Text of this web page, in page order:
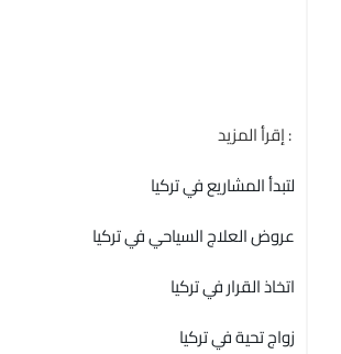
إقرأ المزيد :
لتبدأ المشاريع في تركيا
عروض العلاج السياحي في تركيا
اتخاذ القرار في تركيا
زواج تحية في تركيا